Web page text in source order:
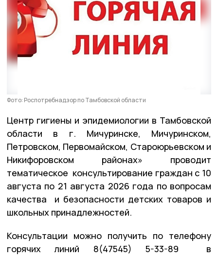
Фото: Роспотребнадзор по Тамбовской области
Центр гигиены и эпидемиологии в Тамбовской
области в г. Мичуринске, Мичуринском,
Петровском, Первомайском, Староюрьевском и
Никифоровском районах» проводит
тематическое консультирование граждан с 10
августа по 21 августа 2026 года по вопросам
качества и безопасности детских товаров и
школьных принадлежностей.
Консультации можно получить по телефону
горячих линий 8(47545) 5-33-89 в